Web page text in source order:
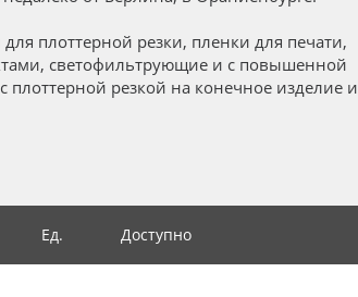
плоттерной резки, пленки для печати,
светофильтрующие и с повышенной
резкой на конечное изделие и
Ед. Доступно